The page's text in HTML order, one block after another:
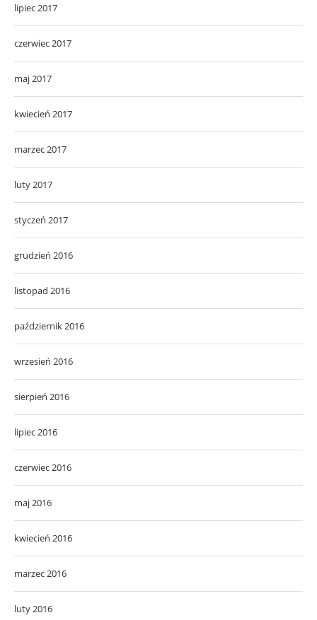
lipiec 2017
czerwiec 2017
maj 2017
kwiecień 2017
marzec 2017
luty 2017
styczeń 2017
grudzień 2016
listopad 2016
październik 2016
wrzesień 2016
sierpień 2016
lipiec 2016
czerwiec 2016
maj 2016
kwiecień 2016
marzec 2016
luty 2016